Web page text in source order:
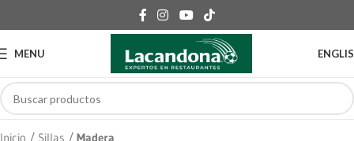
MENU
Inicio Sillas Madera